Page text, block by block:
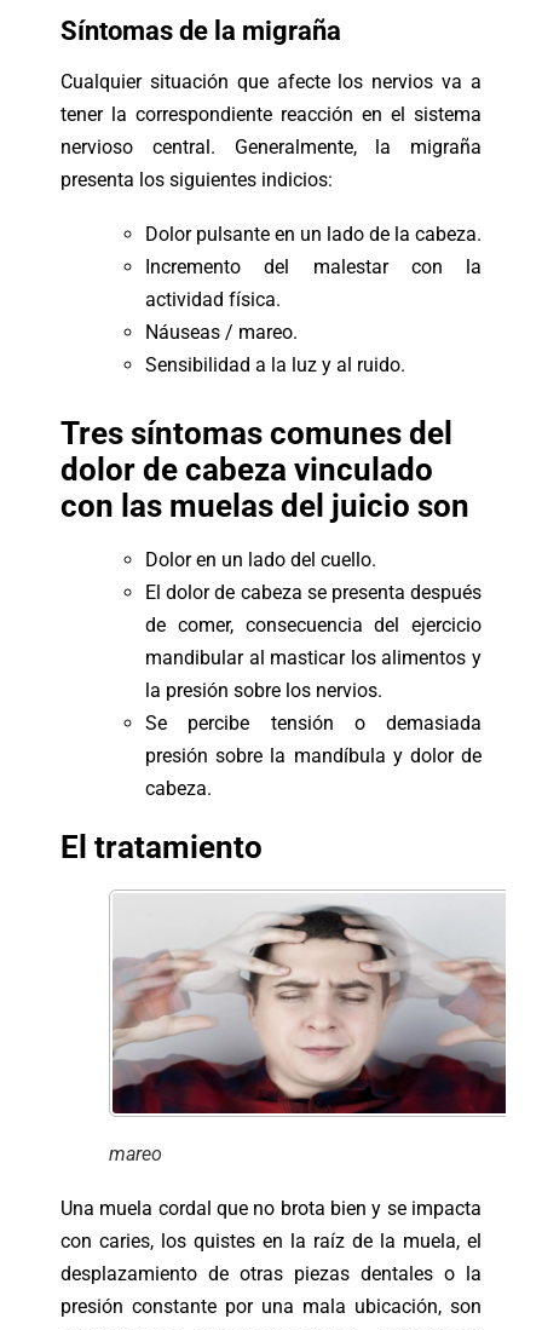
Síntomas de la migraña
Cualquier situación que afecte los nervios va a
tener la correspondiente reacción en el sistema
nervioso central. Generalmente, la migraña
presenta los siguientes indicios:
Dolor pulsante en un lado de la cabeza.
Incremento del malestar con la
actividad física.
Náuseas / mareo.
Sensibilidad a la luz y al ruido.
Tres síntomas comunes del
dolor de cabeza vinculado
con las muelas del juicio son
Dolor en un lado del cuello.
El dolor de cabeza se presenta después
de comer, consecuencia del ejercicio
mandibular al masticar los alimentos y
la presión sobre los nervios.
Se percibe tensión o demasiada
presión sobre la mandíbula y dolor de
cabeza.
El tratamiento
mareo
Una muela cordal que no brota bien y se impacta
con caries, los quistes en la raíz de la muela, el
desplazamiento de otras piezas dentales o la
presión constante por una mala ubicación, son